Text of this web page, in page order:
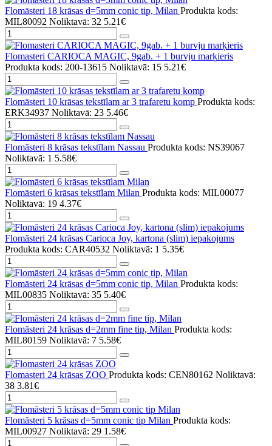
Flomāsteri 18 krāsas d=5mm conic tip, Milan Produkta kods:
MIL80092 Noliktavā: 32 5.21€
Flomasteri CARIOCA MAGIC, 9gab. + 1 burvju marķieris
Produkta kods: 200-13615 Noliktavā: 15 5.21€
Flomāsteri 10 krāsas tekstīlam ar 3 trafaretu komp Produkta kods:
ERK34937 Noliktavā: 23 5.46€
Flomāsteri 8 krāsas tekstīlam Nassau Produkta kods: NS39067
Noliktavā: 1 5.58€
Flomāsteri 6 krāsas tekstīlam Milan Produkta kods: MIL00077
Noliktavā: 19 4.37€
Flomāsteri 24 krāsas Carioca Joy, kartona (slim) iepakojums
Produkta kods: CAR40532 Noliktavā: 1 5.35€
Flomāsteri 24 krāsas d=5mm conic tip, Milan Produkta kods:
MIL00835 Noliktavā: 35 5.40€
Flomāsteri 24 krāsas d=2mm fine tip, Milan Produkta kods:
MIL80159 Noliktavā: 7 5.58€
Flomasteri 24 krāsas ZOO Produkta kods: CEN80162 Noliktavā:
38 3.81€
Flomāsteri 5 krāsas d=5mm conic tip Milan Produkta kods:
MIL00927 Noliktavā: 29 1.58€